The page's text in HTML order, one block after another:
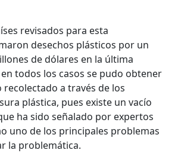
revisados para esta
desechos plásticos por un
de dólares en la última
todos los casos se pudo obtener
a través de los
plástica, pues existe un vacío
ha sido señalado por expertos
uno de los principales problemas
la problemática.